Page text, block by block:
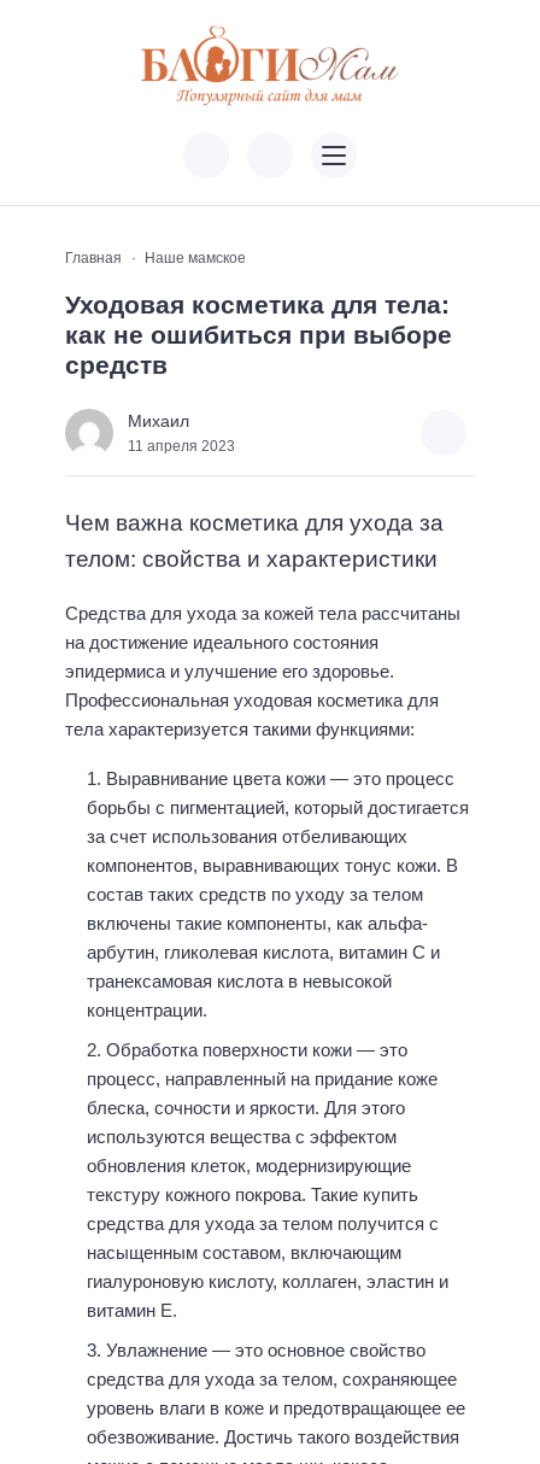
Главная Наше мамское
Уходовая косметика для тела:
как не ошибиться при выборе
средств
Михаил
11 апреля 2023
Чем важна косметика для ухода за
телом: свойства и характеристики
Средства для ухода за кожей тела рассчитаны
на достижение идеального состояния
эпидермиса и улучшение его здоровье.
Профессиональная уходовая косметика для
телахарактеризуется такими функциями:
Выравнивание цвета кожи — это процесс
борьбы с пигментацией, который достигается
за счет использования отбеливающих
компонентов, выравнивающих тонус кожи. В
состав таких средств по уходу за телом
включены такие компоненты, как альфа-
арбутин, гликолевая кислота, витамин С и
транексамовая кислота в невысокой
концентрации.
Обработка поверхности кожи — это
процесс, направленный на придание коже
блеска, сочности и яркости. Для этого
используются вещества с эффектом
обновления клеток, модернизирующие
текстуру кожного покрова. Такие купить
средства для ухода за телом получится с
насыщенным составом, включающим
гиалуроновую кислоту, коллаген, эластин и
витамин Е.
Увлажнение — это основное свойство
средства для ухода за телом, сохраняющее
уровень влаги в коже и предотвращающее ее
обезвоживание. Достичь такого воздействия